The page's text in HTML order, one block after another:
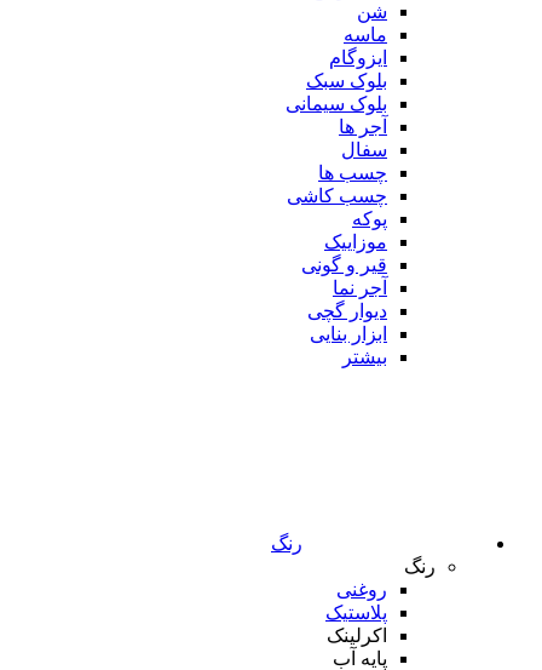
شن
ماسه
ایزوگام
بلوک سبک
بلوک سیمانی
آجر ها
سفال
چسب ها
چسب کاشی
پوکه
موزاییک
قیر و گونی
آجر نما
دیوار گچی
ابزار بنایی
بیشتر
رنگ
رنگ
روغنی
پلاستیک
اکرلینک
پایه آب